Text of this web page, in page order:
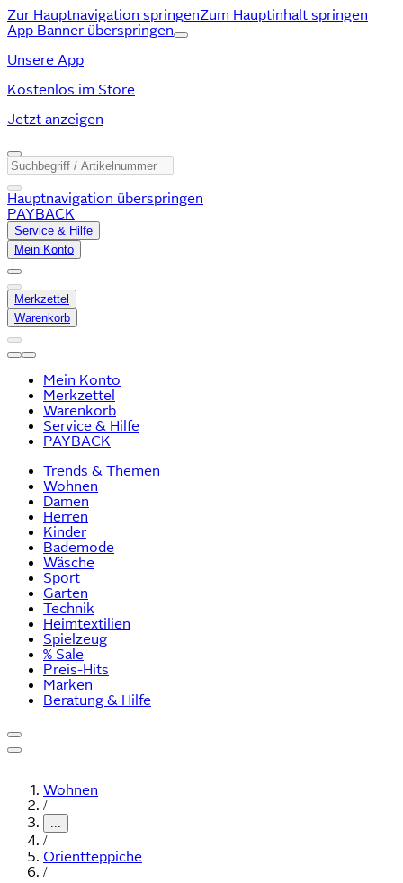
Zur Hauptnavigation springenZum Hauptinhalt springen
App Banner überspringen
Unsere App
Kostenlos im Store
Jetzt anzeigen
Hauptnavigation überspringen
PAYBACK
Service & Hilfe
Mein Konto
Merkzettel
Warenkorb
Mein Konto
Merkzettel
Warenkorb
Service & Hilfe
PAYBACK
Trends & Themen
Wohnen
Damen
Herren
Kinder
Bademode
Wäsche
Sport
Garten
Technik
Heimtextilien
Spielzeug
% Sale
Preis-Hits
Marken
Beratung & Hilfe
Wohnen
/
...
/
Orientteppiche
/